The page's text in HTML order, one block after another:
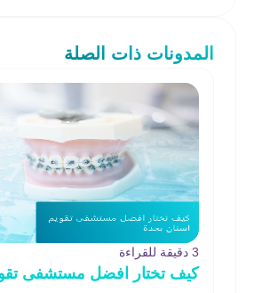
المدونات ذات الصلة
3 دقيقة للقراءة
كيف تختار افضل مستشفى